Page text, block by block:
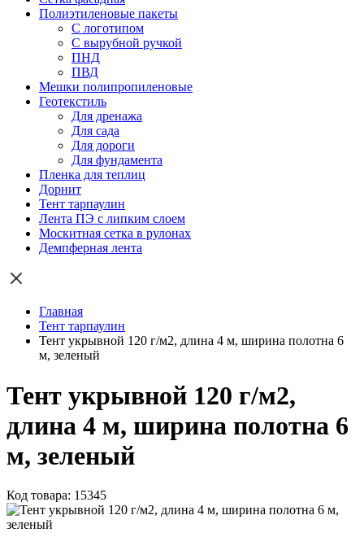
Полиэтиленовые пакеты
С логотипом
С вырубной ручкой
ПНД
ПВД
Мешки полипропиленовые
Геотекстиль
Для дренажа
Для сада
Для дороги
Для фундамента
Пленка для теплиц
Дорнит
Тент тарпаулин
Лента ПЭ с липким слоем
Москитная сетка в рулонах
Демпферная лента
Главная
Тент тарпаулин
Тент укрывной 120 г/м2, длина 4 м, ширина полотна 6
м, зеленый
Тент укрывной 120 г/м2,
длина 4 м, ширина полотна 6
м, зеленый
Код товара: 15345